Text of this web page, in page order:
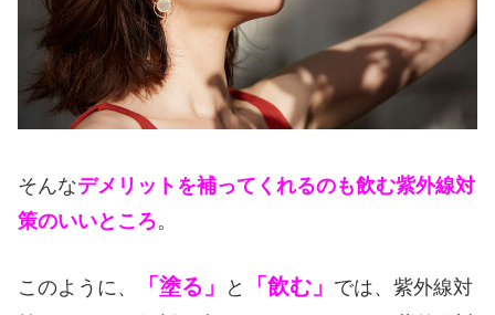
そんなデメリットを補ってくれるのも飲む紫外線対
策のいいところ。
このように、 「塗る」 と 「飲む」 では、紫外線対